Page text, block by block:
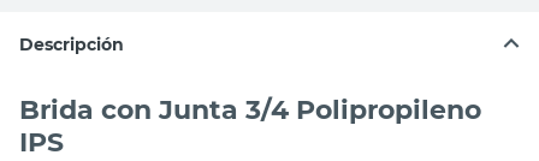
Descripción
Brida con Junta 3/4 Polipropileno
IPS